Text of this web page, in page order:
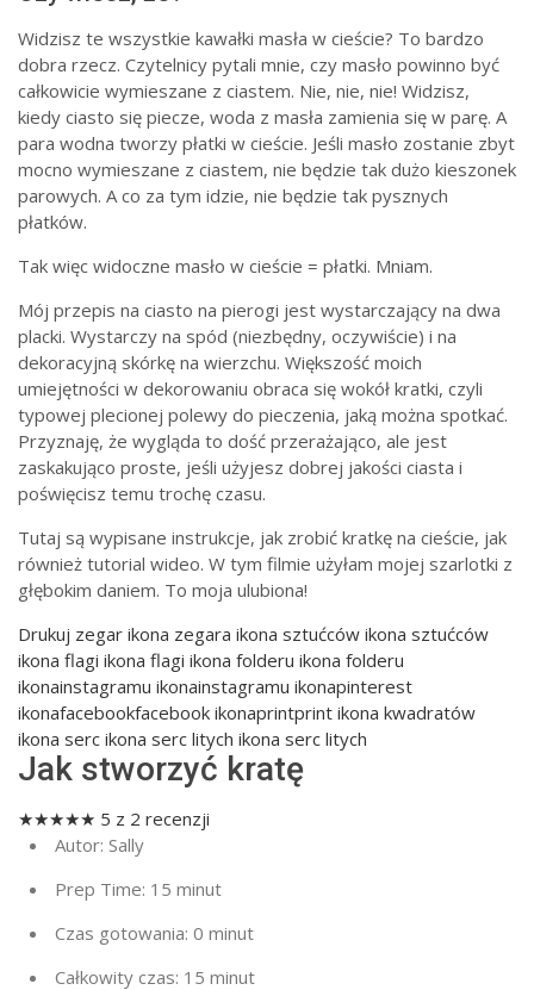
Widzisz te wszystkie kawałki masła w cieście? To bardzo
dobra rzecz. Czytelnicy pytali mnie, czy masło powinno być
całkowicie wymieszane z ciastem. Nie, nie, nie! Widzisz,
kiedy ciasto się piecze, woda z masła zamienia się w parę. A
para wodna tworzy płatki w cieście. Jeśli masło zostanie zbyt
mocno wymieszane z ciastem, nie będzie tak dużo kieszonek
parowych. A co za tym idzie, nie będzie tak pysznych
płatków.
Tak więc widoczne masło w cieście = płatki. Mniam.
Mój przepis na ciasto na pierogi jest wystarczający na dwa
placki. Wystarczy na spód (niezbędny, oczywiście) i na
dekoracyjną skórkę na wierzchu. Większość moich
umiejętności w dekorowaniu obraca się wokół kratki, czyli
typowej plecionej polewy do pieczenia, jaką można spotkać.
Przyznaję, że wygląda to dość przerażająco, ale jest
zaskakująco proste, jeśli użyjesz dobrej jakości ciasta i
poświęcisz temu trochę czasu.
Tutaj są wypisane instrukcje, jak zrobić kratkę na cieście, jak
również tutorial wideo. W tym filmie użyłam mojej szarlotki z
głębokim daniem. To moja ulubiona!
Drukuj zegar ikona zegara ikona sztućców ikona sztućców
ikona flagi ikona flagi ikona folderu ikona folderu
ikonainstagramu ikonainstagramu ikonapinterest
ikonafacebookfacebook ikonaprintprint ikona kwadratów
ikona serc ikona serc litych ikona serc litych
Jak stworzyć kratę
★★★★★ 5 z 2 recenzji
Autor: Sally
Prep Time: 15 minut
Czas gotowania: 0 minut
Całkowity czas: 15 minut